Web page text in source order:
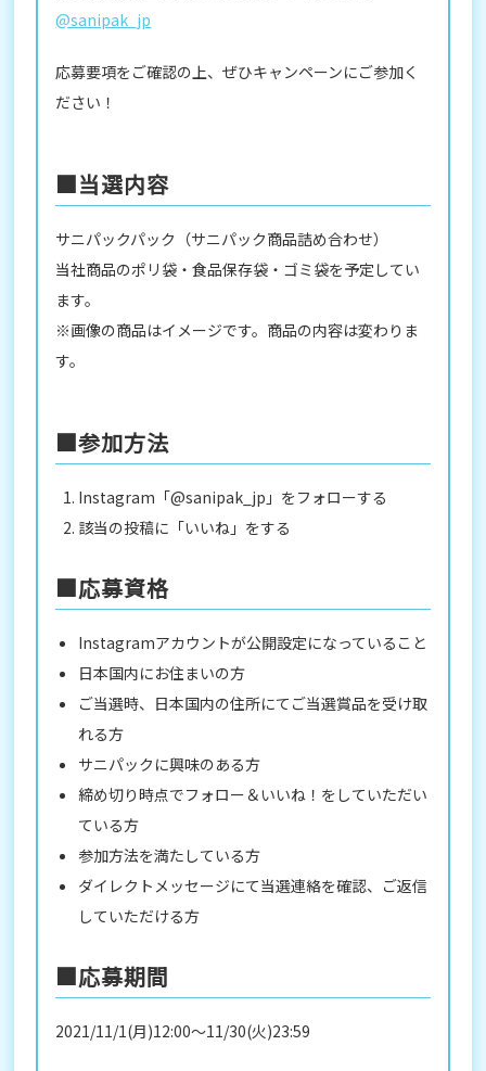
@sanipak_jp
応募要項をご確認の上、ぜひキャンペーンにご参加く
ださい！
■当選内容
サニパックパック（サニパック商品詰め合わせ）
当社商品のポリ袋・食品保存袋・ゴミ袋を予定してい
ます。
※画像の商品はイメージです。商品の内容は変わりま
す。
■参加方法
Instagram「@sanipak_jp」をフォローする
該当の投稿に「いいね」をする
■応募資格
Instagramアカウントが公開設定になっていること
日本国内にお住まいの方
ご当選時、日本国内の住所にてご当選賞品を受け取
れる方
サニパックに興味のある方
締め切り時点でフォロー＆いいね！をしていただい
ている方
参加方法を満たしている方
ダイレクトメッセージにて当選連絡を確認、ご返信
していただける方
■応募期間
2021/11/1(月)12:00～11/30(火)23:59